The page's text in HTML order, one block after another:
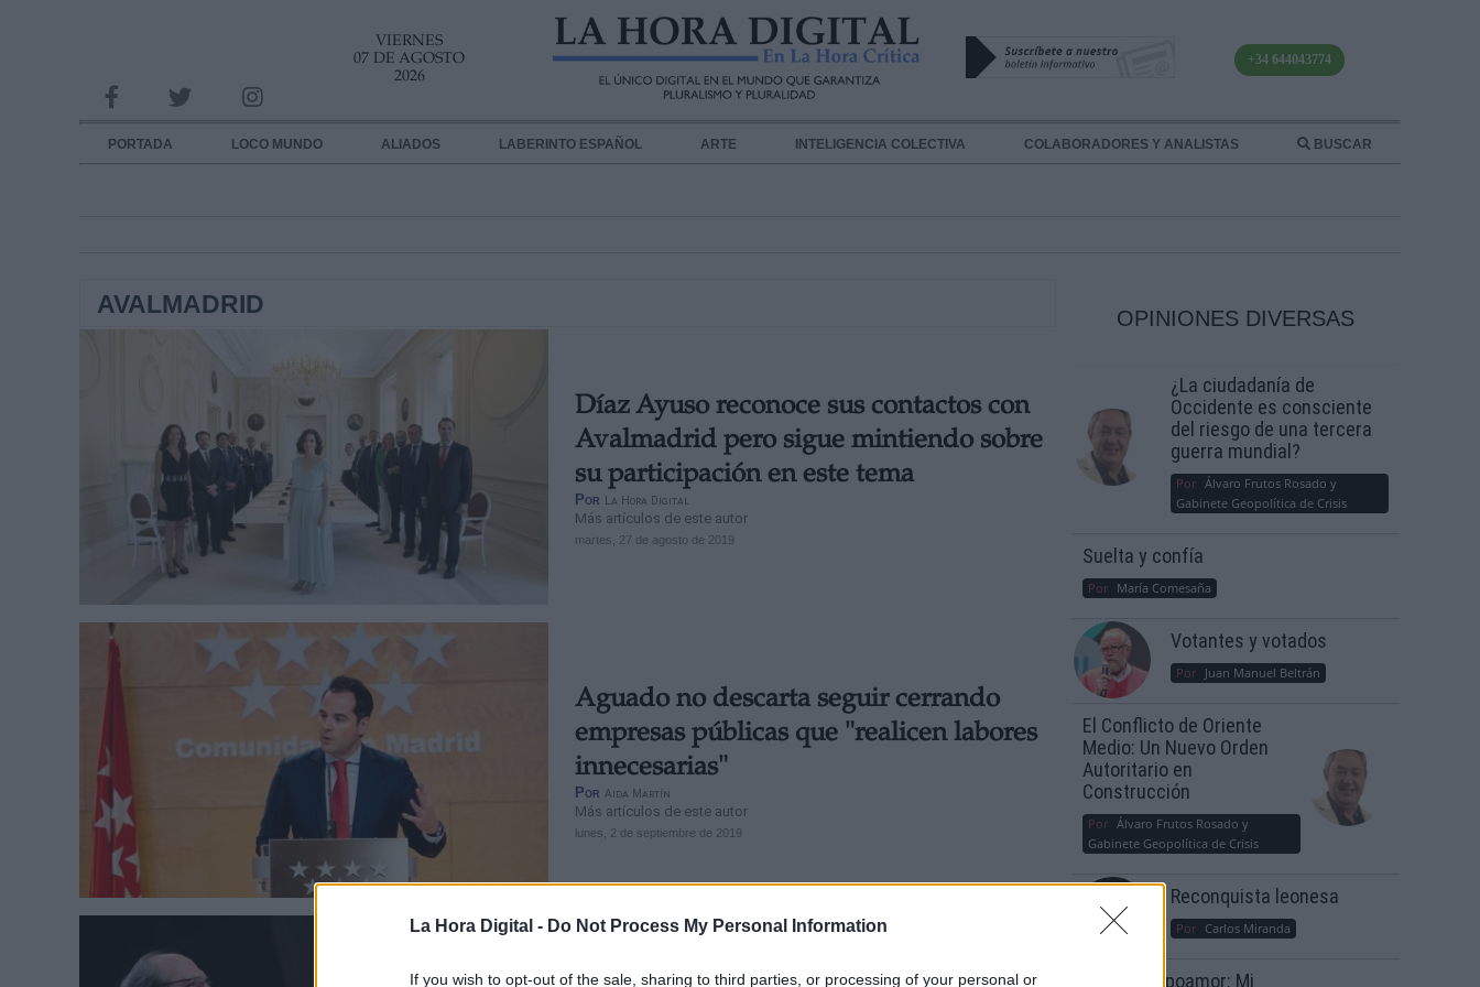
La Hora Digital - Do Not Process My Personal Information
If you wish to opt-out of the sale, sharing to third parties, or processing of your personal or
VIERNES
07 DE AGOSTO
2026
+34 644043774
PORTADA LOCO MUNDO ALIADOS LABERINTO ESPAÑOL ARTE INTELIGENCIA COLECTIVA COLABORADORES Y ANALISTAS BUSCAR
AVALMADRID
Díaz Ayuso reconoce sus contactos con
Avalmadrid pero sigue mintiendo sobre
su participación en este tema
Por La Hora Digital
Más artículos de este autor
martes, 27 de agosto de 2019
Aguado no descarta seguir cerrando
empresas públicas que "realicen labores
innecesarias"
Por Aida Martín
Más artículos de este autor
lunes, 2 de septiembre de 2019
OPINIONES DIVERSAS
¿La ciudadanía de
Occidente es consciente
del riesgo de una tercera
guerra mundial?
Por Álvaro Frutos Rosado y
Gabinete Geopolítica de Crisis
Suelta y confía
Por María Comesaña
Votantes y votados
Por Juan Manuel Beltrán
El Conflicto de Oriente
Medio: Un Nuevo Orden
Autoritario en
Construcción
Por Álvaro Frutos Rosado y
Gabinete Geopolítica de Crisis
Reconquista leonesa
Por Carlos Miranda
Clara Campoamor: Mi
INFORMACION SOBRE LA PROTECCIÓN DE TUS DATOS
Responsable: